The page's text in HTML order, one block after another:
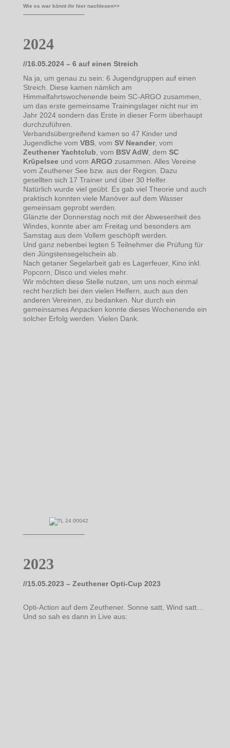
Wie es war könnt ihr hier nachlesen>>
————————–
2024
//16.05.2024 – 6 auf einen Streich
Na ja, um genau zu sein: 6 Jugendgruppen auf einen
Streich. Diese kamen nämlich am
Himmelfahrtswochenende beim SC-ARGO zusammen,
um das erste gemeinsame Trainingslager nicht nur im
Jahr 2024 sondern das Erste in dieser Form überhaupt
durchzuführen.
Verbandsübergreifend kamen so 47 Kinder und
Jugendliche vom VBS, vom SV Neander, vom
Zeuthener Yachtclub , vom BSV AdW, dem SC
Krüpelseeund vom ARGOzusammen. Alles Vereine
vom Zeuthener See bzw. aus der Region. Dazu
gesellten sich 17 Trainer und über 30 Helfer.
Natürlich wurde viel geübt. Es gab viel Theorie und auch
praktisch konnten viele Manöver auf dem Wasser
gemeinsam geprobt werden.
Glänzte der Donnerstag noch mit der Abwesenheit des
Windes, konnte aber am Freitag und besonders am
Samstag aus dem Vollem geschöpft werden.
Und ganz nebenbei legten 5 Teilnehmer die Prüfung für
den Jüngstensegelschein ab.
Nach getaner Segelarbeit gab es Lagerfeuer, Kino inkl.
Popcorn, Disco und vieles mehr.
Wir möchten diese Stelle nutzen, um uns noch einmal
recht herzlich bei den vielen Helfern, auch aus den
anderen Vereinen, zu bedanken. Nur durch ein
gemeinsames Anpacken konnte dieses Wochenende ein
solcher Erfolg werden. Vielen Dank.
————————–
2023
//15.05.2023 – Zeuthener Opti-Cup 2023
Opti-Action auf dem Zeuthener. Sonne satt, Wind satt…
Und so sah es dann in Live aus: